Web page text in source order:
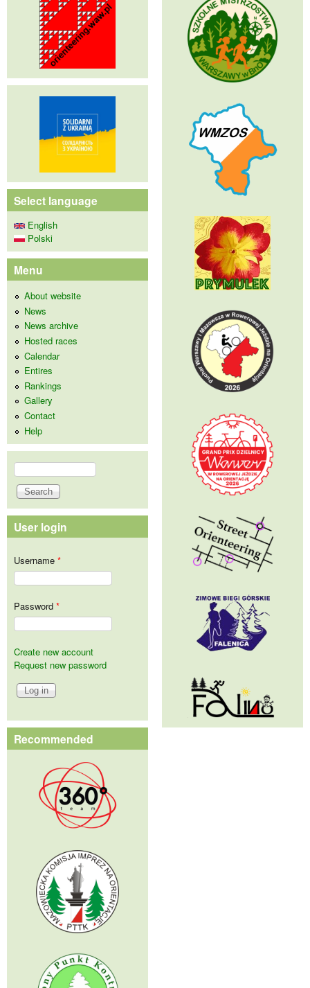
Select language
English
Polski
Menu
About website
News
News archive
Hosted races
Calendar
Entires
Rankings
Gallery
Contact
Help
Search form
Search
User login
Username *
Password *
Create new account
Request new password
Recommended